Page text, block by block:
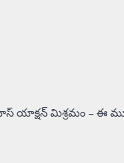
మాస్ యాక్షన్ మిశ్రమం – ఈ